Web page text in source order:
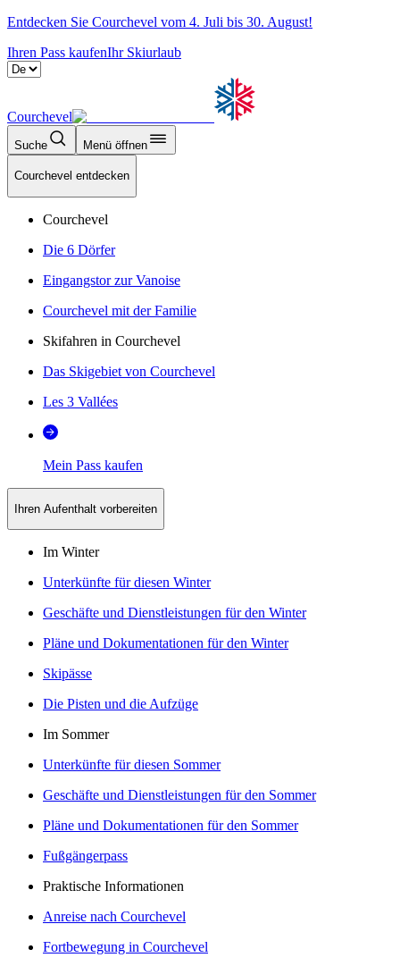
Entdecken Sie Courchevel vom 4. Juli bis 30. August!
Ihren Pass kaufenIhr Skiurlaub
Courchevel
Suche Menü öffnen
Courchevel entdecken
Courchevel
Die 6 Dörfer
Eingangstor zur Vanoise
Courchevel mit der Familie
Skifahren in Courchevel
Das Skigebiet von Courchevel
Les 3 Vallées
Mein Pass kaufen
Ihren Aufenthalt vorbereiten
Im Winter
Unterkünfte für diesen Winter
Geschäfte und Dienstleistungen für den Winter
Pläne und Dokumentationen für den Winter
Skipässe
Die Pisten und die Aufzüge
Im Sommer
Unterkünfte für diesen Sommer
Geschäfte und Dienstleistungen für den Sommer
Pläne und Dokumentationen für den Sommer
Fußgängerpass
Praktische Informationen
Anreise nach Courchevel
Fortbewegung in Courchevel